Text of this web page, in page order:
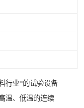
行业*的试验设备
温、低温的连续